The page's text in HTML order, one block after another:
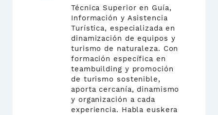
Técnica Superior en Guía,
Información y Asistencia
Turística, especializada en
dinamización de equipos y
turismo de naturaleza. Con
formación específica en
teambuilding y promoción
de turismo sostenible,
aporta cercanía, dinamismo
y organización a cada
experiencia. Habla euskera